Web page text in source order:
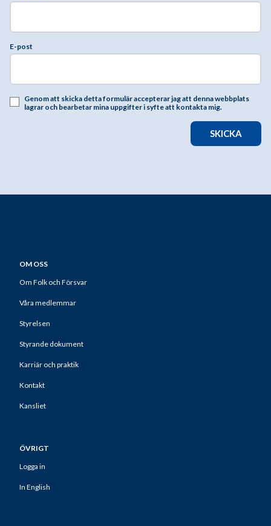
E-post
Genom att skicka detta formulär accepterar jag att denna webbplats
lagrar och bearbetar mina uppgifter i syfte att kontakta mig.
SKICKA
OM OSS
Om Folk och Försvar
Våra medlemmar
Styrelsen
Styrande dokument
Karriär och praktik
Kontakt
Kansliet
ÖVRIGT
Logga in
In English